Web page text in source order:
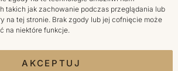
takich jak zachowanie podczas przeglądania lub
na tej stronie. Brak zgody lub jej cofnięcie może
na niektóre funkcje.
AKCEPTUJ
kosmetyczny w sercu Wilanowa.
do którego wraca się z radością.
BellitaBellita
TikTok Bellita
YouTube Bellita